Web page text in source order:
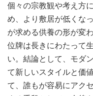
個々の宗教観や考え方
め、より敷居が低くな
が求める供養の形が変
位牌は長きにわたって
い。結論として、モダ
て新しいスタイルと価
て、誰もが容易にアク